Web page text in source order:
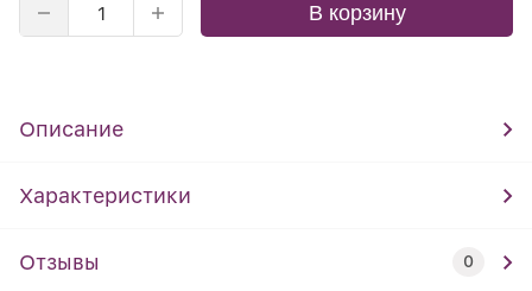
В корзину
Описание
Характеристики
Отзывы 0